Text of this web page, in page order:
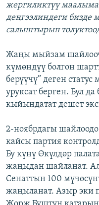
жергиликтүү
деңгээлиндеги бизде
салыштырып
Жаңы мыйзам
күмөндүү болгон
берүүчү” деген
уруксат берген. Бул
кыйындатат дешет
2-ноябрдагы
кайсы партия
Бу күнү Өкүлдөр
жаңыдан шайланат.
Сенаттын 100
жаңыланат. Азыр эки